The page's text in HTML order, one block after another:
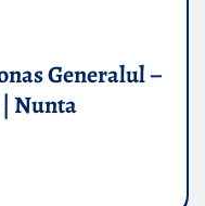
Generalul –
Nunta